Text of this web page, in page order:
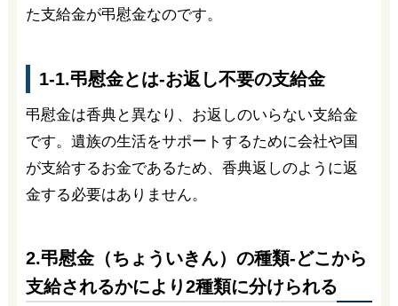
た支給金が弔慰金なのです。
1-1.弔慰金とは-お返し不要の支給金
弔慰金は香典と異なり、お返しのいらない支給金
です。遺族の生活をサポートするために会社や国
が支給するお金であるため、香典返しのように返
金する必要はありません。
2.弔慰金（ちょういきん）の種類-どこから
支給されるかにより2種類に分けられる